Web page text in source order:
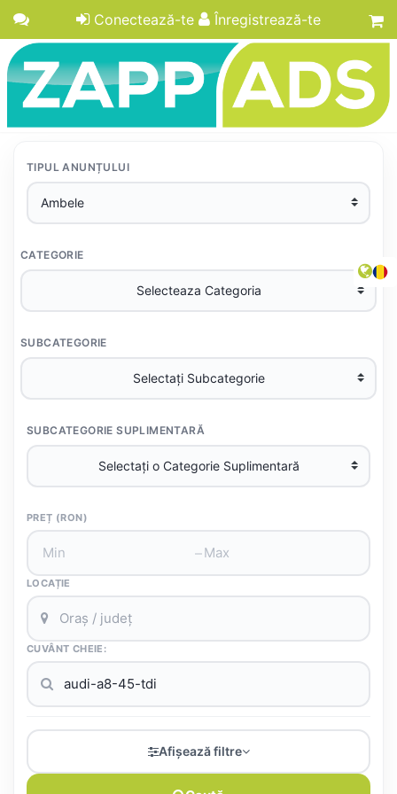
Conectează-te Înregistrează-te
TIPUL ANUNȚULUI
CATEGORIE
SUBCATEGORIE
SUBCATEGORIE SUPLIMENTARĂ
PREȚ (RON)
–
LOCAȚIE
CUVÂNT CHEIE:
Afișează filtre